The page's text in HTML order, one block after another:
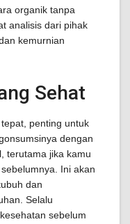
organik tanpa
analisis dari pihak
kemurnian
Sehat
penting untuk
dengan
terutama jika kamu
Ini akan
dan
Selalu
sebelum